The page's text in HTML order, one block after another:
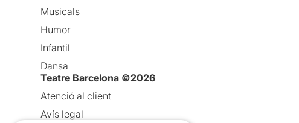
Musicals
Humor
Infantil
Dansa
Teatre Barcelona ©2026
Atenció al client
Avís legal